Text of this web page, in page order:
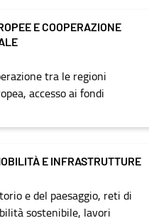
E COOPERAZIONE
tra le regioni
accesso ai fondi
E INFRASTRUTTURE
e del paesaggio, reti di
sostenibile, lavori